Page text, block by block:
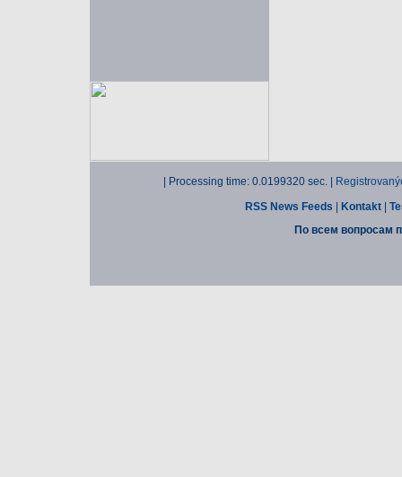
| Processing time: 0.0199320 sec. |
RSS News Feeds
Kontakt
По всем вопросам